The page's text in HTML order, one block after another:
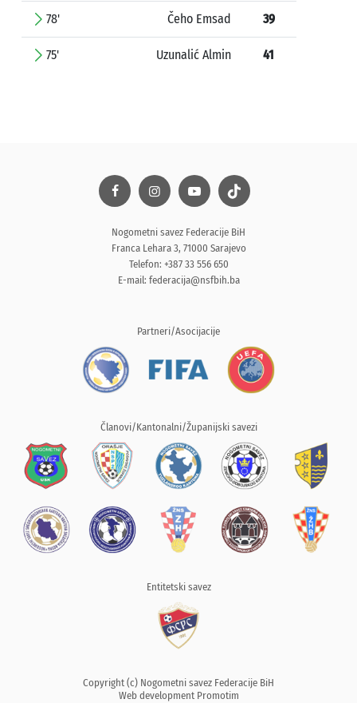
78' Čeho Emsad 39
75' Uzunalić Almin 41
Nogometni savez Federacije BiH
Franca Lehara 3, 71000 Sarajevo
Telefon: +387 33 556 650
E-mail: federacija@nsfbih.ba
Partneri/Asocijacije
Članovi/Kantonalni/Županijski savezi
Entitetski savez
Copyright (c) Nogometni savez Federacije BiH
Web development Promotim